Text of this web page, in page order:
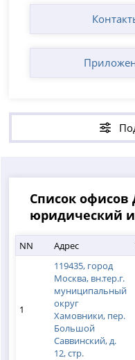
Список офисов
юридический
NN Адрес
1
119435, город
Москва, вн.тер.г.
муниципальный
округ
Хамовники, пер.
Большой
Саввинский, д.
12, стр.